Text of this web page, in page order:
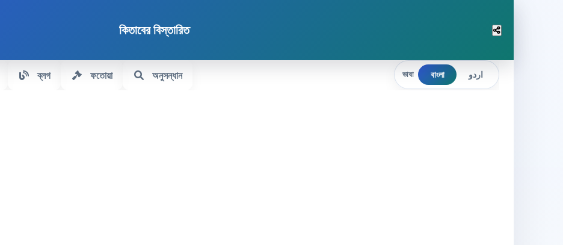
কিতাবের বিস্তারিত
ব্লগ ফতোয়া অনুসন্ধান ভাষা বাংলা اردو